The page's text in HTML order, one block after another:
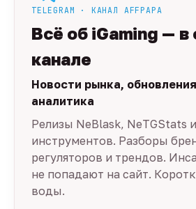
TELEGRAM · КАНАЛ AFFPAPA
Всё об iGaming — в
канале
Новости рынка,
аналитика
Релизы NeBlask, NeTGStats
инструментов. Разборы
регуляторов и трендов.
не попадают на сайт.
воды.